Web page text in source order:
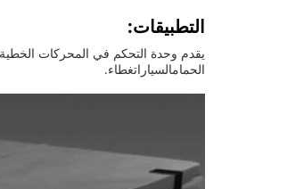
التطبيقات:
يقدم وحدة التحكم في المحركات الخطية
الحمامالسياراتغطاء.